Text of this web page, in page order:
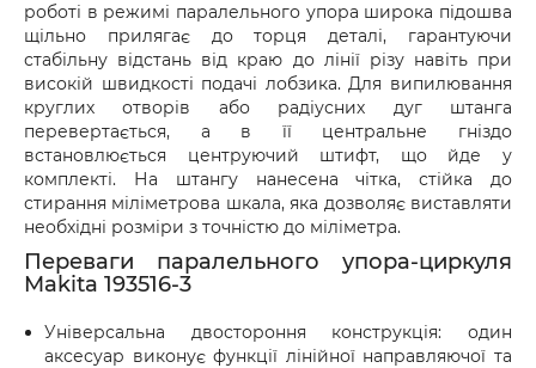
роботі в режимі паралельного упора широка підошва
щільно прилягає до торця деталі, гарантуючи
стабільну відстань від краю до лінії різу навіть при
високій швидкості подачі лобзика. Для випилювання
круглих отворів або радіусних дуг штанга
перевертається, а в її центральне гніздо
встановлюється центруючий штифт, що йде у
комплекті. На штангу нанесена чітка, стійка до
стирання міліметрова шкала, яка дозволяє виставляти
необхідні розміри з точністю до міліметра.
Переваги паралельного упора-циркуля
Makita 193516-3
Універсальна двостороння конструкція: один
аксесуар виконує функції лінійної направляючої та